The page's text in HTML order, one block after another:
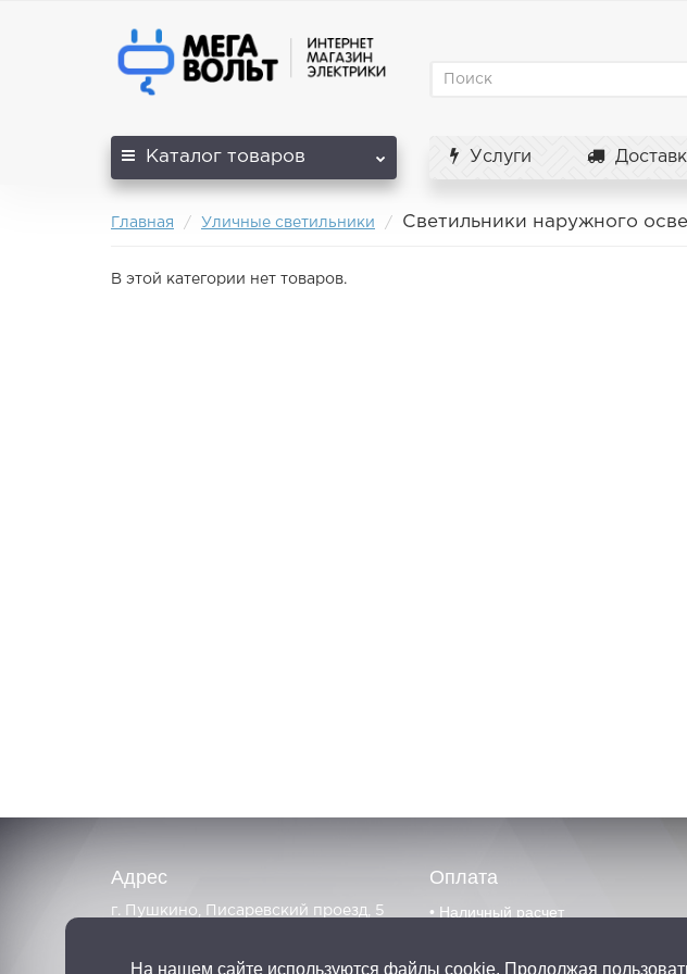
Каталог товаров Услуги
Главная Уличные светильники Светильники наружного
В этой категории нет товаров.
Адрес
г. Пушкино, Писаревский проезд, 5
Оплата
• Наличный расчет
На нашем сайте используются файлы cookie. Продолжая